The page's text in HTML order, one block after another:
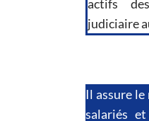
actifs
judiciaire
Il assure le
salariés